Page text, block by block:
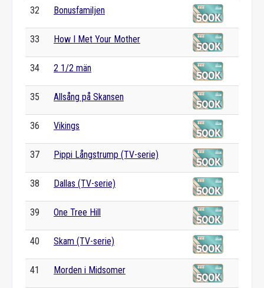
32 Bonusfamiljen
33 How I Met Your Mother
34 2 1/2 män
35 Allsång på Skansen
36 Vikings
37 Pippi Långstrump (TV-serie)
38 Dallas (TV-serie)
39 One Tree Hill
40 Skam (TV-serie)
41 Morden i Midsomer